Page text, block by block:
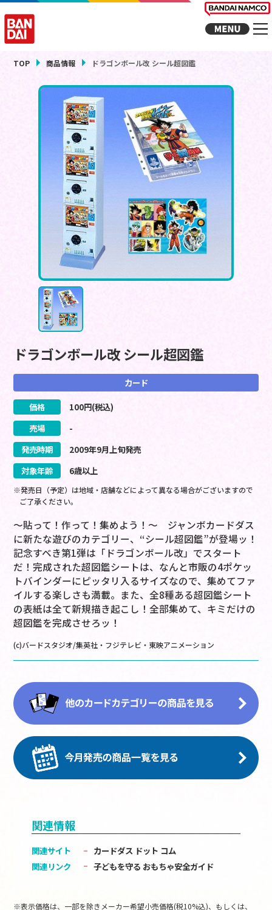
TOP 商品情報 ドラゴンボール改 シール超図鑑
ドラゴンボール改 シール超図鑑
カード
価格 100円(税込)
売場
-
発売時期
2009年9月上旬発売
対象年齢
6歳以上
※発売日（予定）は地域・店舗などによって異なる場合がございますので
ご了承ください。
～貼って！作って！集めよう！～ ジャンボカードダス
に新たな遊びのカテゴリー、“シール超図鑑”が登場ッ！
記念すベき第1弾は「ドラゴンボール改」でスタート
だ！完成された超図鑑シートは、なんと市販の4ポケッ
トバインダーにピッタリ入るサイズなので、集めてファ
イルする楽しさも満載。また、全8種ある超図鑑シート
の表紙は全て新規描き起こし！全部集めて、キミだけの
超図鑑を完成させろッ！
(c)バードスタジオ/集英社・フジテレビ・東映アニメーション
関連情報
関連サイト
カードダス ドット コム
関連リンク
子どもを守る おもちゃ安全ガイド
※表示価格は、一部を除きメーカー希望小売価格(税10%込)、もしくは、